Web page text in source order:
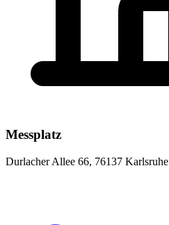
Messplatz
Durlacher Allee 66, 76137 Karlsruhe